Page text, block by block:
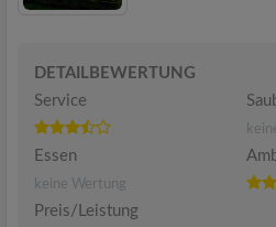
DETAILBEWERTUNG
Service
Essen
keine Wertung
Preis/Leistung